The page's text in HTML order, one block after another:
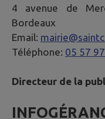
4 avenue de
Bordeaux
Email:
Téléphone: 05 57
Directeur de la